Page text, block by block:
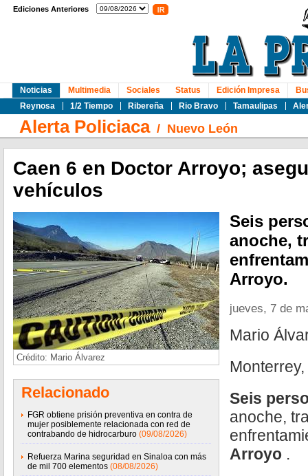
Ediciones Anteriores
Noticias
Reynosa
1/2 Tiempo Ribereña Rio Bravo Tamaulipas
Multimedia Sociales Status Edición Impresa
Alerta Policiaca/ Nuevo León
Caen 6 en Doctor Arroyo;
vehículos
Crédito: Mario Álvarez
Relacionado
FGR obtiene prisión preventiva en contra de
mujer posiblemente relacionada con red de
contrabando de hidrocarburo (09/08/2026)
Refuerza Marina seguridad en Sinaloa con más
de mil 700 elementos (08/08/2026)
Seis
anoche,
Arroyo.
jueves, 7 de
Mario
Seis
anoche,
Arroyo .